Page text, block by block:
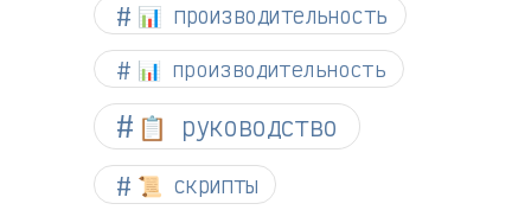
📊 производительность
📊 производительность
📋 руководство
📜 скрипты